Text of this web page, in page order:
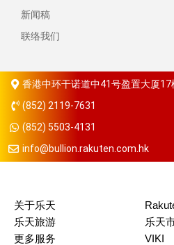
新闻稿
联络我们
香港中环干诺道中41号盈置大厦17
(852) 2119-7631
(852) 5503-4131
info@bullion.rakuten.com.hk
关于乐天
乐天旅游
乐天
更多服务
VIKI